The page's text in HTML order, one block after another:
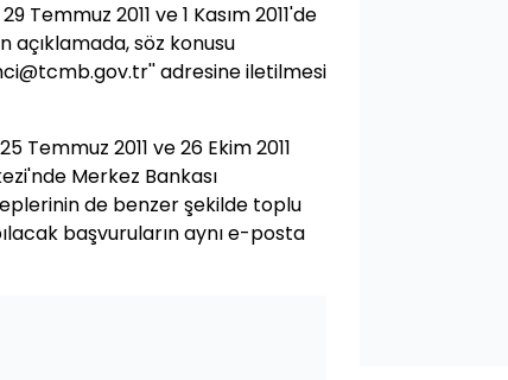
Temmuz 2011 ve 1 Kasım 2011'de
söz konusu
adresine iletilmesi
Temmuz 2011 ve 26 Ekim 2011
Merkez Bankası
de benzer şekilde toplu
başvuruların aynı e-posta